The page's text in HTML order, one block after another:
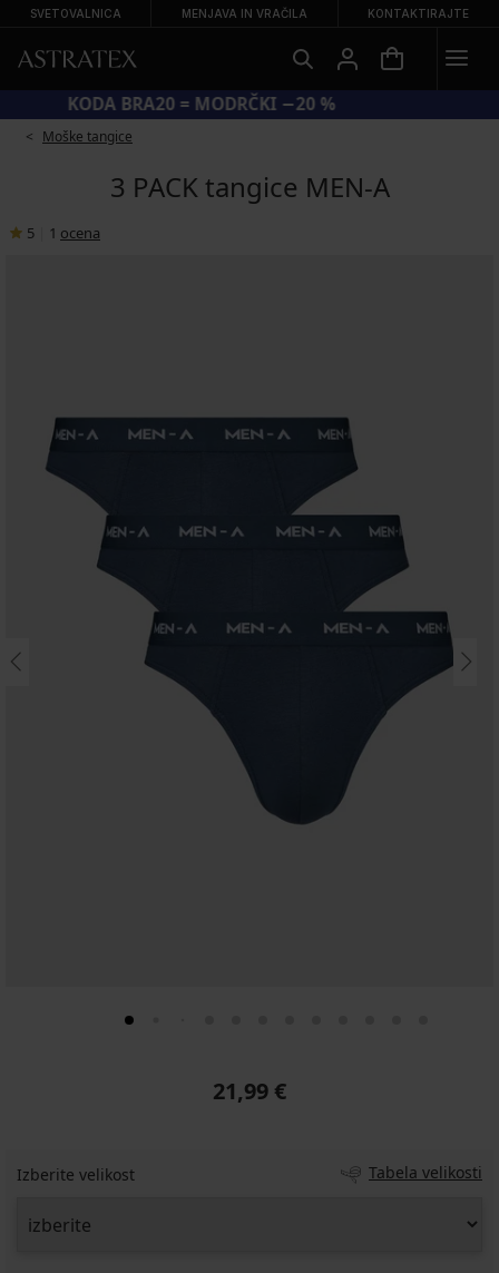
SVETOVALNICA MENJAVA IN VRAČILA KONTAKTIRAJTE
KODA BRA20 = MODRČKI −20 %
Moške tangice
3 PACK tangice MEN-A
5 1 ocena
21,99 €
Izberite velikost Tabela velikosti